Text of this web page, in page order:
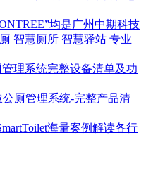
均是广州中期科技
智慧厕所 智慧驿站 专业
理系统完整设备清单及功
厕管理系统-完整产品清
海量案例解读各行